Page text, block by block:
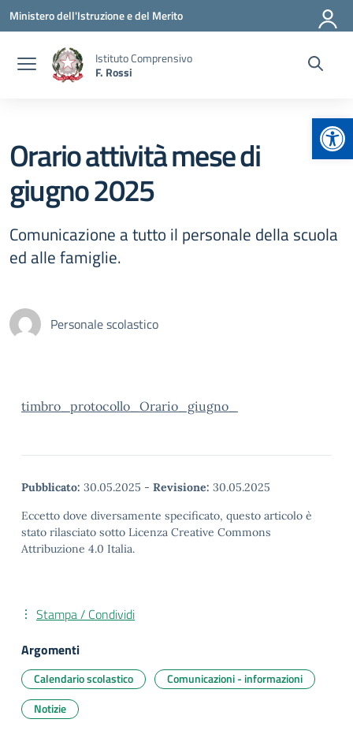
Vai ai contenuti
Vai al menu di navigazione
Vai al footer
Ministero dell'Istruzione e del Merito
Istituto Comprensivo
F. Rossi
Orario attività mese di
giugno 2025
Comunicazione a tutto il personale della scuola
ed alle famiglie.
Personale scolastico
timbro_protocollo_Orario_giugno_
Pubblicato: 30.05.2025 - Revisione: 30.05.2025
Eccetto dove diversamente specificato, questo articolo è
stato rilasciato sotto Licenza Creative Commons
Attribuzione 4.0 Italia.
Stampa / Condividi
Argomenti
Calendario scolastico
Comunicazioni - informazioni
Notizie